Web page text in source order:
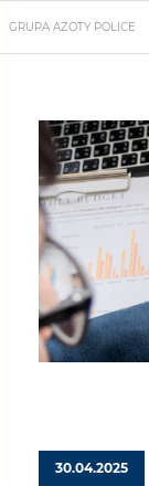
GRUPA AZOTY POLICE
30.04.2025